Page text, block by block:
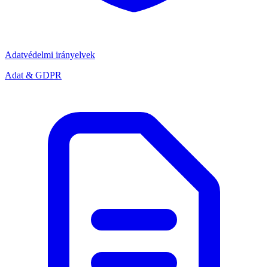
Adatvédelmi irányelvek
Adat & GDPR